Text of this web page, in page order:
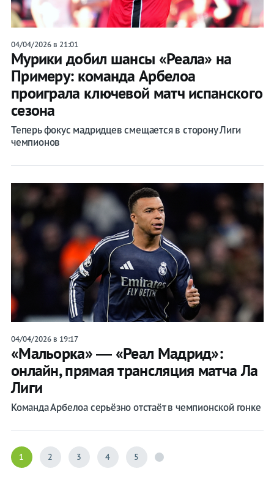
04/04/2026 в 21:01
Мурики добил шансы «Реала» на
Примеру: команда Арбелоа
проиграла ключевой матч испанского
сезона
Теперь фокус мадридцев смещается в сторону Лиги
чемпионов
04/04/2026 в 19:17
«Мальорка» ― «Реал Мадрид»:
онлайн, прямая трансляция матча Ла
Лиги
Команда Арбелоа серьёзно отстаёт в чемпионской гонке
1 2 3 4 5